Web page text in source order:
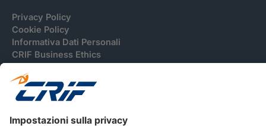
Privacy Policy
Cookie Policy
Informativa Dati Personali
CRIF Business Ethics
Informativa Privacy Relativa Al Sistema Di Informazioni
Creditizie